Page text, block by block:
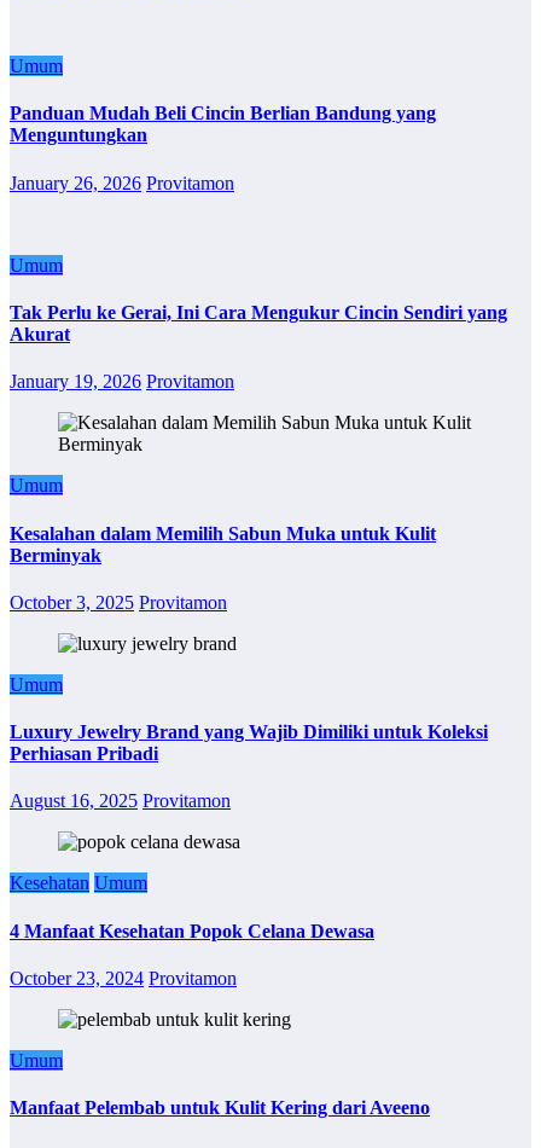
Umum
Panduan Mudah Beli Cincin Berlian Bandung yang
Menguntungkan
January 26, 2026 Provitamon
Umum
Tak Perlu ke Gerai, Ini Cara Mengukur Cincin Sendiri yang
Akurat
January 19, 2026 Provitamon
Umum
Kesalahan dalam Memilih Sabun Muka untuk Kulit
Berminyak
October 3, 2025 Provitamon
Umum
Luxury Jewelry Brand yang Wajib Dimiliki untuk Koleksi
Perhiasan Pribadi
August 16, 2025 Provitamon
Kesehatan Umum
4 Manfaat Kesehatan Popok Celana Dewasa
October 23, 2024 Provitamon
Umum
Manfaat Pelembab untuk Kulit Kering dari Aveeno